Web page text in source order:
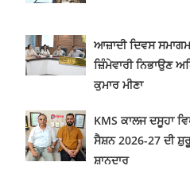
ਆਜ਼ਾਦੀ ਦਿਵਸ
ਜ਼ਿੰਮੇਵਾਰੀ ਨਿਭਾਉਣ
ਕੁਮਾਰ ਮੀਣਾ
KMS ਕਾਲਜ ਦਸੂਹਾ
ਸੈਸ਼ਨ 2026-27 ਦੀ
ਸ਼ਾਨਦਾਰ